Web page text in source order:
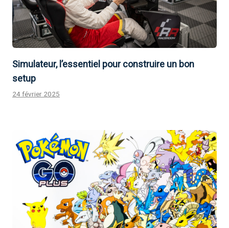
Simulateur, l’essentiel pour construire un bon
setup
24 février 2025